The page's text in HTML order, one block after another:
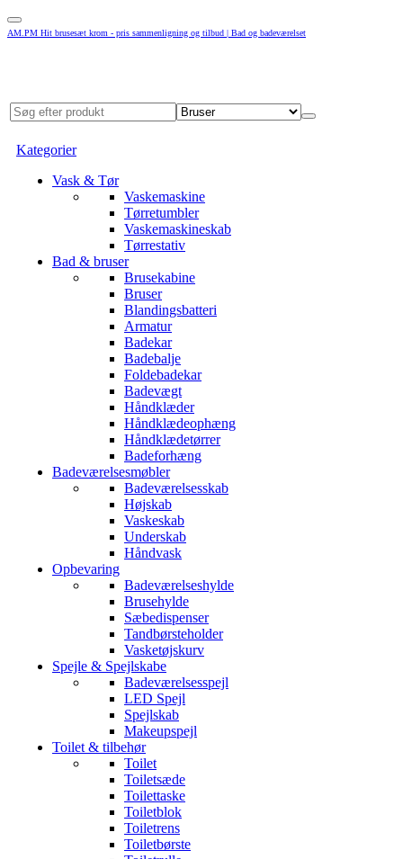
AM.PM Hit brusesæt krom - pris sammenligning og tilbud | Bad og badeværelset
Kategorier
Vask & Tør
Vaskemaskine
Tørretumbler
Vaskemaskineskab
Tørrestativ
Bad & bruser
Brusekabine
Bruser
Blandingsbatteri
Armatur
Badekar
Badebalje
Foldebadekar
Badevægt
Håndklæder
Håndklædeophæng
Håndklædetørrer
Badeforhæng
Badeværelsesmøbler
Badeværelsesskab
Højskab
Vaskeskab
Underskab
Håndvask
Opbevaring
Badeværelseshylde
Brusehylde
Sæbedispenser
Tandbørsteholder
Vasketøjskurv
Spejle & Spejlskabe
Badeværelsesspejl
LED Spejl
Spejlskab
Makeupspejl
Toilet & tilbehør
Toilet
Toiletsæde
Toilettaske
Toiletblok
Toiletrens
Toiletbørste